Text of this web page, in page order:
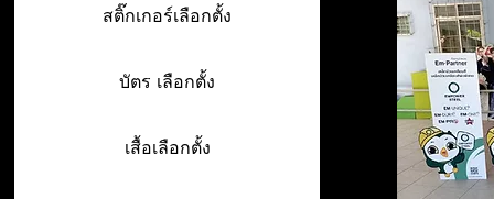
สติ๊กเกอร์เลือกตั้ง
บัตร เลือกตั้ง
เสื้อเลือกตั้ง